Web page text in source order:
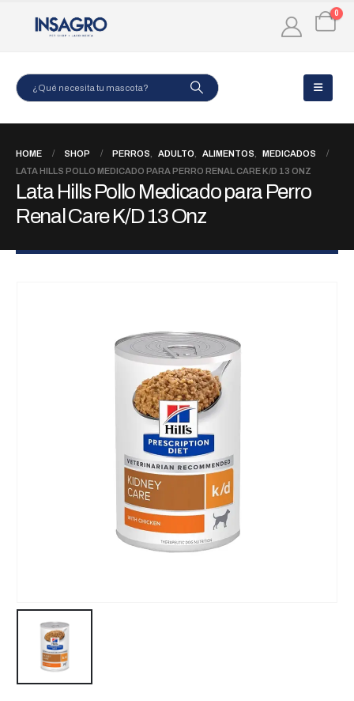
0
HOME SHOP PERROS ADULTO ALIMENTOS
MEDICADOS
LATA HILLS POLLO MEDICADO PARA PERRO RENAL CARE K/D 13 ONZ
Lata Hills Pollo Medicado para Perro
Renal Care K/D 13 Onz